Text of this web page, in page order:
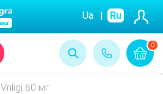
0
Ua | Ru
Vriligi 60 мг